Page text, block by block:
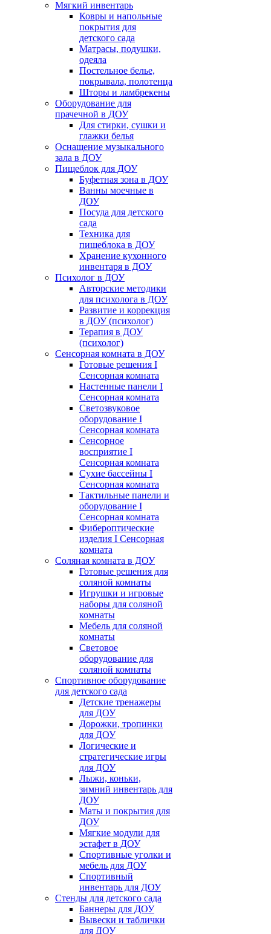
Мягкий инвентарь
Ковры и напольные
покрытия для
детского сада
Матрасы, подушки,
одеяла
Постельное белье,
покрывала, полотенца
Шторы и ламбрекены
Оборудование для
прачечной в ДОУ
Для стирки, сушки и
глажки белья
Оснащение музыкального
зала в ДОУ
Пищеблок для ДОУ
Буфетная зона в ДОУ
Ванны моечные в
ДОУ
Посуда для детского
сада
Техника для
пищеблока в ДОУ
Хранение кухонного
инвентаря в ДОУ
Психолог в ДОУ
Авторские методики
для психолога в ДОУ
Развитие и коррекция
в ДОУ (психолог)
Терапия в ДОУ
(психолог)
Сенсорная комната в ДОУ
Готовые решения I
Сенсорная комната
Настенные панели I
Сенсорная комната
Светозвуковое
оборудование I
Сенсорная комната
Сенсорное
восприятие I
Сенсорная комната
Сухие бассейны I
Сенсорная комната
Тактильные панели и
оборудование I
Сенсорная комната
Фибероптические
изделия I Сенсорная
комната
Соляная комната в ДОУ
Готовые решения для
соляной комнаты
Игрушки и игровые
наборы для соляной
комнаты
Мебель для соляной
комнаты
Световое
оборудование для
соляной комнаты
Спортивное оборудование
для детского сада
Детские тренажеры
для ДОУ
Дорожки, тропинки
для ДОУ
Логические и
стратегические игры
для ДОУ
Лыжи, коньки,
зимний инвентарь для
ДОУ
Маты и покрытия для
ДОУ
Мягкие модули для
эстафет в ДОУ
Спортивные уголки и
мебель для ДОУ
Спортивный
инвентарь для ДОУ
Стенды для детского сада
Баннеры для ДОУ
Вывески и таблички
для ДОУ